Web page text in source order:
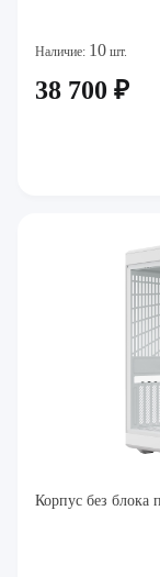
Наличие: 10 шт.
38 700 ₽
Корпус без